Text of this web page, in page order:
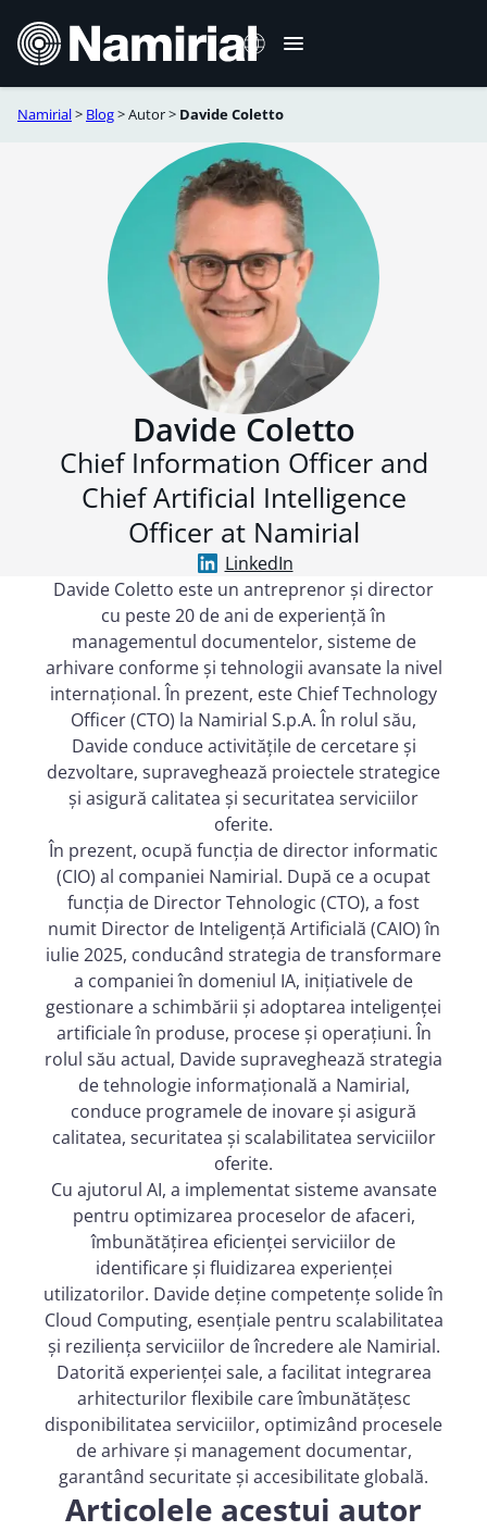
conținut
Deutsch
Français
Español
Português
Namirial> Blog>Autor> Davide Coletto
Davide Coletto
Chief Information Officer and
Chief Artificial Intelligence
Officer at Namirial
LinkedIn
Davide Coletto este un antreprenor și director
cu peste 20 de ani de experiență în
managementul documentelor, sisteme de
arhivare conforme și tehnologii avansate la nivel
internațional. În prezent, este Chief Technology
Officer (CTO) la Namirial S.p.A. În rolul său,
Davide conduce activitățile de cercetare și
dezvoltare, supraveghează proiectele strategice
și asigură calitatea și securitatea serviciilor
oferite.
În prezent, ocupă funcția de director informatic
(CIO) al companiei Namirial. După ce a ocupat
funcția de Director Tehnologic (CTO), a fost
numit Director de Inteligență Artificială (CAIO) în
iulie 2025, conducând strategia de transformare
a companiei în domeniul IA, inițiativele de
gestionare a schimbării și adoptarea inteligenței
artificiale în produse, procese și operațiuni. În
rolul său actual, Davide supraveghează strategia
de tehnologie informațională a Namirial,
conduce programele de inovare și asigură
calitatea, securitatea și scalabilitatea serviciilor
oferite.
Cu ajutorul AI, a implementat sisteme avansate
pentru optimizarea proceselor de afaceri,
îmbunătățirea eficienței serviciilor de
identificare și fluidizarea experienței
utilizatorilor. Davide deține competențe solide în
Cloud Computing, esențiale pentru scalabilitatea
și reziliența serviciilor de încredere ale Namirial.
Datorită experienței sale, a facilitat integrarea
arhitecturilor flexibile care îmbunătățesc
disponibilitatea serviciilor, optimizând procesele
de arhivare și management documentar,
garantând securitate și accesibilitate globală.
Articolele acestui autor